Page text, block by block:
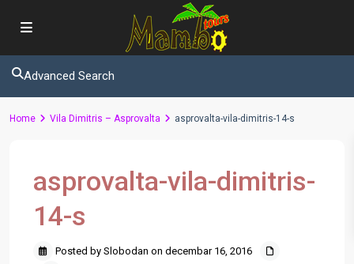
Advanced Search
Home Vila Dimitris – Asprovalta asprovalta-vila-dimitris-14-s
asprovalta-vila-dimitris-
14-s
Posted by Slobodan on decembar 16, 2016